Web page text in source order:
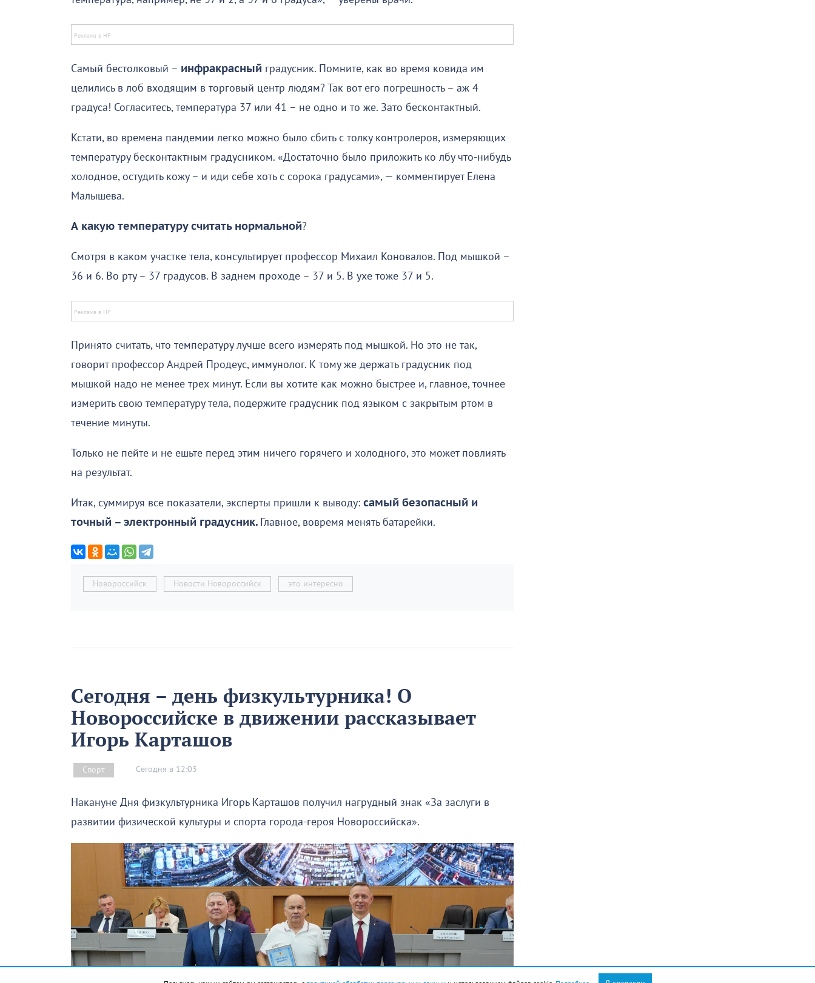
Самый бестолковый – инфракрасный градусник. Помните, как во время ковида им
целились в лоб входящим в торговый центр людям? Так вот его погрешность – аж 4
градуса! Согласитесь, температура 37 или 41 – не одно и то же. Зато бесконтактный.
Кстати, во времена пандемии легко можно было сбить с толку контролеров, измеряющих
температуру бесконтактным градусником. «Достаточно было приложить ко лбу что-нибудь
холодное, остудить кожу – и иди себе хоть с сорока градусами», — комментирует Елена
Малышева.
А какую температуру считать нормальной?
Смотря в каком участке тела, консультирует профессор Михаил Коновалов. Под мышкой –
36 и 6. Во рту – 37 градусов. В заднем проходе – 37 и 5. В ухе тоже 37 и 5.
Принято считать, что температуру лучше всего измерять под мышкой. Но это не так,
говорит профессор Андрей Продеус, иммунолог. К тому же держать градусник под
мышкой надо не менее трех минут. Если вы хотите как можно быстрее и, главное, точнее
измерить свою температуру тела, подержите градусник под языком с закрытым ртом в
течение минуты.
Только не пейте и не ешьте перед этим ничего горячего и холодного, это может повлиять
на результат.
Итак, суммируя все показатели, эксперты пришли к выводу: самый безопасный и
точный – электронный градусник. Главное, вовремя менять батарейки.
Новороссийск Новости Новороссийск это интересно
Сегодня – день физкультурника! О
Новороссийске в движении рассказывает
Игорь Карташов
Спорт Сегодня в 12:03
Накануне Дня физкультурника Игорь Карташов получил нагрудный знак «За заслуги в
развитии физической культуры и спорта города-героя Новороссийска».